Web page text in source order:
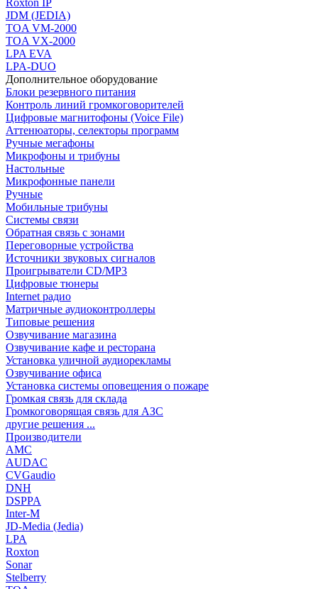
Roxton IP
JDM (JEDIA)
TOA VM-2000
TOA VX-2000
LPA EVA
LPA-DUO
Дополнительное оборудование
Блоки резервного питания
Контроль линий громкоговорителей
Цифровые магнитофоны (Voice File)
Аттенюаторы, селекторы программ
Ручные мегафоны
Микрофоны и трибуны
Настольные
Микрофонные панели
Ручные
Мобильные трибуны
Системы связи
Обратная связь с зонами
Переговорные устройства
Источники звуковых сигналов
Проигрыватели CD/MP3
Цифровые тюнеры
Internet радио
Матричные аудиоконтроллеры
Типовые решения
Озвучивание магазина
Озвучивание кафе и ресторана
Установка уличной аудиорекламы
Озвучивание офиса
Установка системы оповещения о пожаре
Громкая связь для склада
Громкоговорящая связь для АЗС
другие решения ...
Производители
AMC
AUDAC
CVGaudio
DNH
DSPPA
Inter-M
JD-Media (Jedia)
LPA
Roxton
Sonar
Stelberry